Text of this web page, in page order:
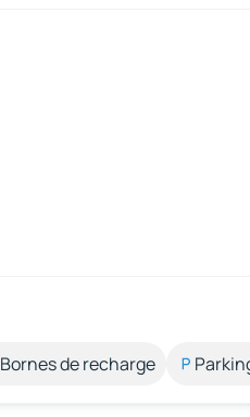
Bornes de recharge